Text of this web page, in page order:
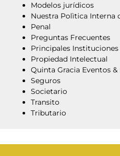
Modelos jurídicos
Nuestra Polìtica Interna
Penal
Preguntas Frecuentes
Principales
Propiedad Intelectual
Quinta Gracia Eventos &
Seguros
Societario
Transito
Tributario